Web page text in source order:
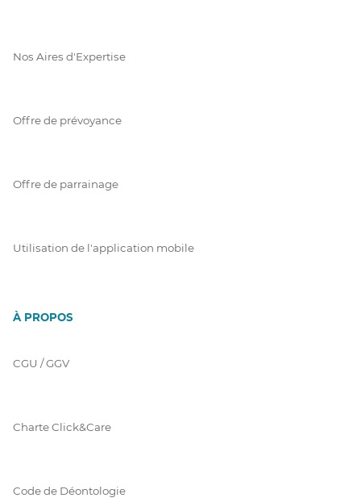
Nos Aires d'Expertise
Offre de prévoyance
Offre de parrainage
Utilisation de l'application mobile
À PROPOS
CGU / GGV
Charte Click&Care
Code de Déontologie